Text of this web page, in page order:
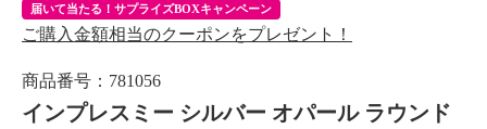
届いて当たる！サプライズBOXキャンペーン
ご購入金額相当のクーポンをプレゼント！
商品番号：781056
インプレスミー シルバー オパール ラウンド